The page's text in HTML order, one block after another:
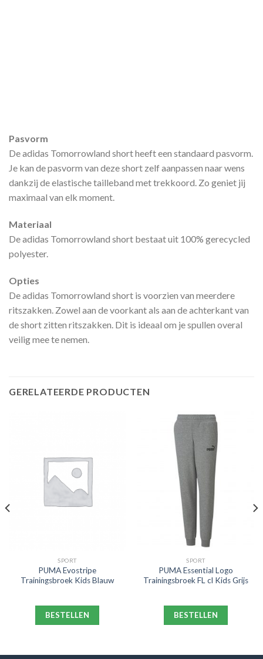
Pasvorm
De adidas Tomorrowland short heeft een standaard pasvorm.
Je kan de pasvorm van deze short zelf aanpassen naar wens
dankzij de elastische tailleband met trekkoord. Zo geniet jij
maximaal van elk moment.
Materiaal
De adidas Tomorrowland short bestaat uit 100% gerecycled
polyester.
Opties
De adidas Tomorrowland short is voorzien van meerdere
ritszakken. Zowel aan de voorkant als aan de achterkant van
de short zitten ritszakken. Dit is ideaal om je spullen overal
veilig mee te nemen.
GERELATEERDE PRODUCTEN
SPORT
PUMA Evostripe
Trainingsbroek Kids Blauw
BESTELLEN
SPORT
PUMA Essential Logo
Trainingsbroek FL cl Kids Grijs
BESTELLEN